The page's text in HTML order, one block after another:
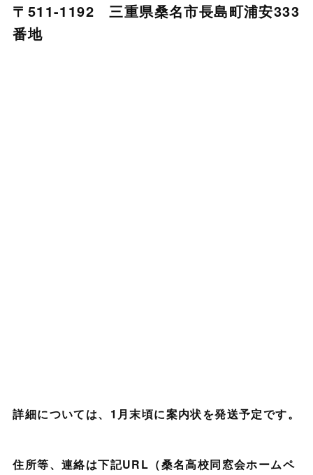
〒511-1192 三重県桑名市長島町浦安333
番地
詳細については、1月末頃に案内状を発送予定です。
住所等、連絡は下記URL（桑名高校同窓会ホームペ